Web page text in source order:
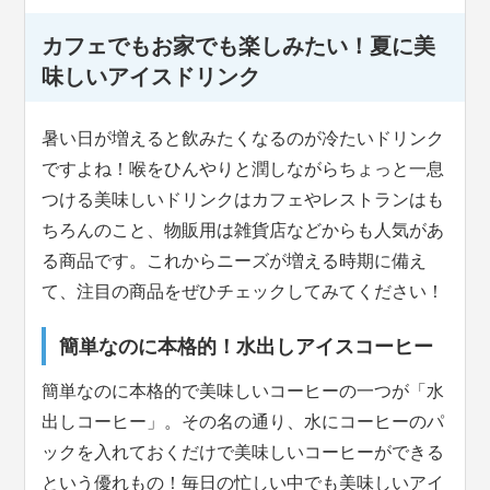
カフェでもお家でも楽しみたい！夏に美
味しいアイスドリンク
暑い日が増えると飲みたくなるのが冷たいドリンク
ですよね！喉をひんやりと潤しながらちょっと一息
つける美味しいドリンクはカフェやレストランはも
ちろんのこと、物販用は雑貨店などからも人気があ
る商品です。これからニーズが増える時期に備え
て、注目の商品をぜひチェックしてみてください！
簡単なのに本格的！水出しアイスコーヒー
簡単なのに本格的で美味しいコーヒーの一つが「水
出しコーヒー」。その名の通り、水にコーヒーのパ
ックを入れておくだけで美味しいコーヒーができる
という優れもの！毎日の忙しい中でも美味しいアイ